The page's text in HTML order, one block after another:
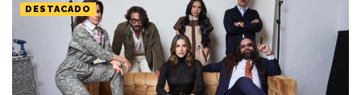
DESTACADO